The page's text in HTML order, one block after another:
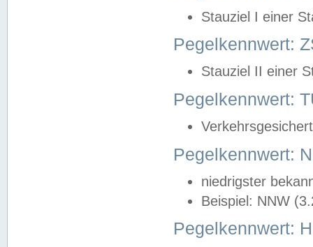
Stauziel I einer
Pegelkennwert:
Stauziel II einer
Pegelkennwert:
Pegelkennwert:
niedrigster
Beispiel: NNW
Pegelkennwert: